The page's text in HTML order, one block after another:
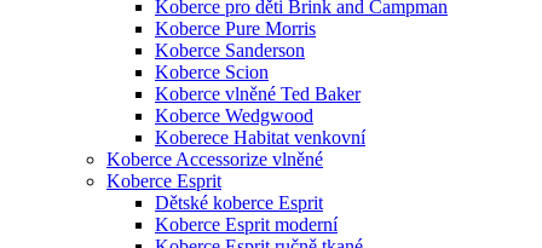
Koberce pro děti Brink and Campman
Koberce Pure Morris
Koberce Sanderson
Koberce Scion
Koberce vlněné Ted Baker
Koberce Wedgwood
Koberece Habitat venkovní
Koberce Accessorize vlněné
Koberce Esprit
Dětské koberce Esprit
Koberce Esprit moderní